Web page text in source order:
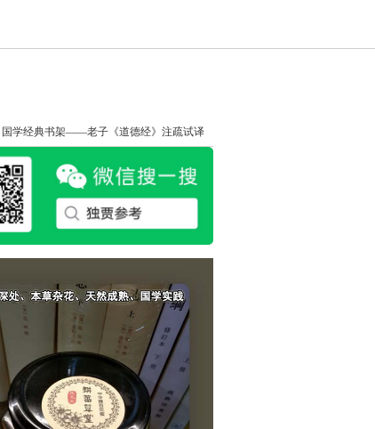
国学经典书架——老子《道德经》注疏试译